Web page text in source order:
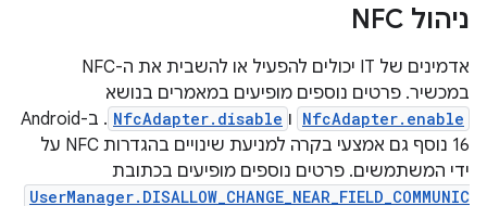
ניהול NFC
אדמינים של IT יכולים להפעיל או להשבית את ה-NFC
במכשיר. פרטים נוספים מופיעים במאמרים בנושא
NfcAdapter.enable ו NfcAdapter.disable
. ב-Android
16 נוסף גם אמצעי בקרה למניעת שינויים בהגדרות NFC על
ידי המשתמשים. פרטים נוספים מופיעים בכתובת
UserManager.DISALLOW_CHANGE_NEAR_FIELD_COMMUNIC